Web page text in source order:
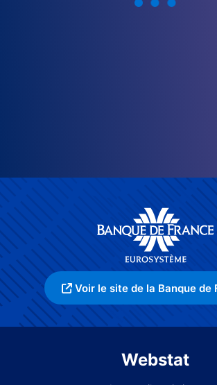
Voir le site de la Banque de
Webstat